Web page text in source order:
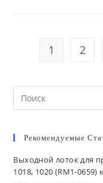
/
1 2
Search
this
Рекомендуемые
Выходной лоток для
1018, 1020 (RM1-